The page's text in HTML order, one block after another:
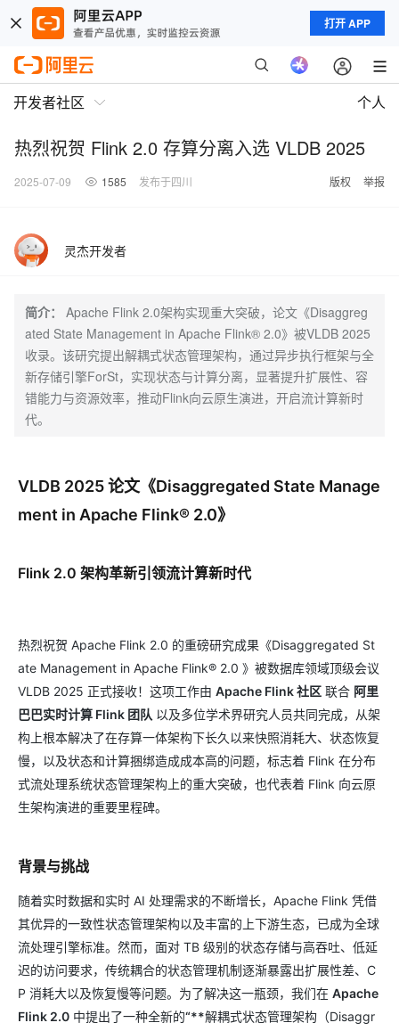
打开 APP
开发者社区 个人
热烈祝贺 Flink 2.0 存算分离入选 VLDB 2025
2025-07-09 1585 发布于四川 版权 举报
灵杰开发者
简介：
Apache Flink 2.0架构实现重大突破，论文《Disaggreg
ated State Management in Apache Flink® 2.0》被VLDB 2025
收录。该研究提出解耦式状态管理架构，通过异步执行框架与全
新存储引擎ForSt，实现状态与计算分离，显著提升扩展性、容
错能力与资源效率，推动Flink向云原生演进，开启流计算新时
代。
VLDB 2025 论文《Disaggregated State Manage
ment in Apache Flink® 2.0》
Flink 2.0 架构革新引领流计算新时代
热烈祝贺 Apache Flink 2.0 的重磅研究成果《Disaggregated St
ate Management in Apache Flink® 2.0 》被数据库领域顶级会议
VLDB 2025 正式接收！这项工作由 Apache Flink 社区 联合 阿里
巴巴实时计算 Flink 团队 以及多位学术界研究人员共同完成，从架
构上根本解决了在存算一体架构下长久以来快照消耗大、状态恢复
慢，以及状态和计算捆绑造成成本高的问题，标志着 Flink 在分布
式流处理系统状态管理架构上的重大突破，也代表着 Flink 向云原
生架构演进的重要里程碑。
背景与挑战
随着实时数据和实时 AI 处理需求的不断增长，Apache Flink 凭借
其优异的一致性状态管理架构以及丰富的上下游生态，已成为全球
流处理引擎标准。然而，面对 TB 级别的状态存储与高吞吐、低延
迟的访问要求，传统耦合的状态管理机制逐渐暴露出扩展性差、C
P 消耗大以及恢复慢等问题。为了解决这一瓶颈，我们在 Apache
Flink 2.0 中提出了一种全新的“**解耦式状态管理架构（Disaggr